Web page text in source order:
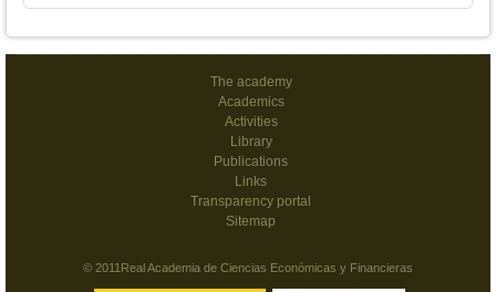
The academy
Academics
Activities
Library
Publications
Links
Transparency portal
Sitemap
© 2011Real Academia de Ciencias Económicas y Financieras